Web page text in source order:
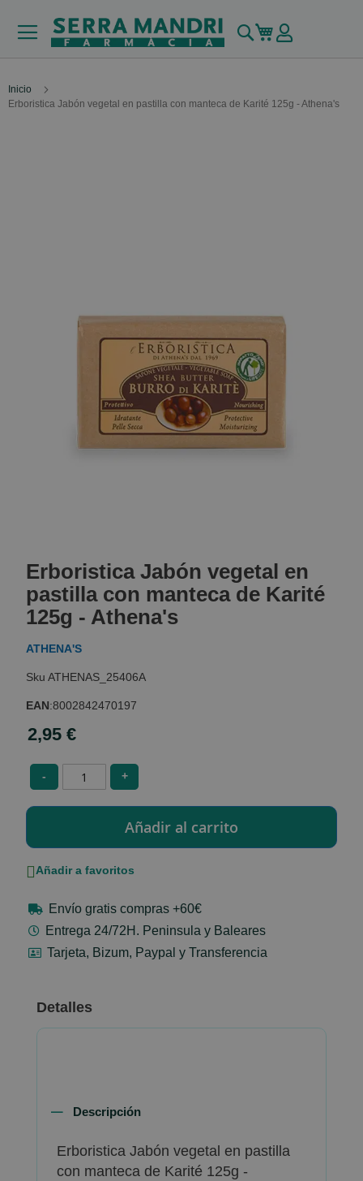
Buscar
Mi carrito
Inicio
Erboristica Jabón vegetal en pastilla con manteca de Karité 125g - Athena's
the
beginning
of
the
gallery
Erboristica Jabón vegetal en
pastilla con manteca de Karité
125g - Athena's
ATHENA'S
ATHENAS_25406A
EAN:8002842470197
2,95 €
- +
Añadir a favoritos
Envío gratis compras +60€
Entrega 24/72H. Peninsula y Baleares
Tarjeta, Bizum, Paypal y Transferencia
Detalles
Descripción
Erboristica Jabón vegetal en pastilla
con manteca de Karité 125g -